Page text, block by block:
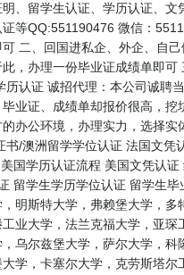
、留学生认证、学历认证、
等QQ:551190476 微信：
二、回国进私企、外企、自
，办理一份毕业证成绩单即
认证 诚招代理：本公司诚聘
业证、成绩单却报价很高，
办公环境，办理实力，选择
/澳洲留学学位认证 法国文
国学历认证流程 美国文凭认
留学生学历学位认证 留学生
明斯特大学，弗赖堡大学，
业大学，法兰克福大学，亚
乌尔兹堡大学，萨尔大学，
学，卡塞尔大学，克劳斯塔